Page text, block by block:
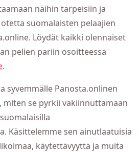
näihin tarpeisiin ja
suomalaisten pelaajien
Löydät kaikki olennaiset
pelien pariin osoitteessa
.
syvemmälle Panosta.onlinen
miten se pyrkii vakiinnuttamaan
Käsittelemme sen ainutlaatuisia
käytettävyyttä ja muita